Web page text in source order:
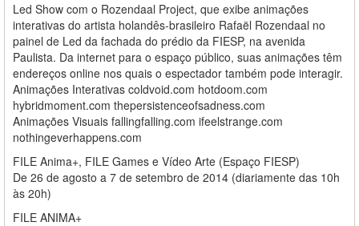
Led Show com o Rozendaal Project, que exibe animações
interativas do artista holandês-brasileiro Rafaël Rozendaal no
painel de Led da fachada do prédio da FIESP, na avenida
Paulista. Da internet para o espaço público, suas animações têm
endereços online nos quais o espectador também pode interagir.
Animações Interativas coldvoid.com hotdoom.com
hybridmoment.com thepersistenceofsadness.com
Animações Visuais fallingfalling.com ifeelstrange.com
nothingeverhappens.com
FILE Anima+, FILE Games e Vídeo Arte (Espaço FIESP)
De 26 de agosto a 7 de setembro de 2014 (diariamente das 10h
às 20h)
FILE ANIMA+